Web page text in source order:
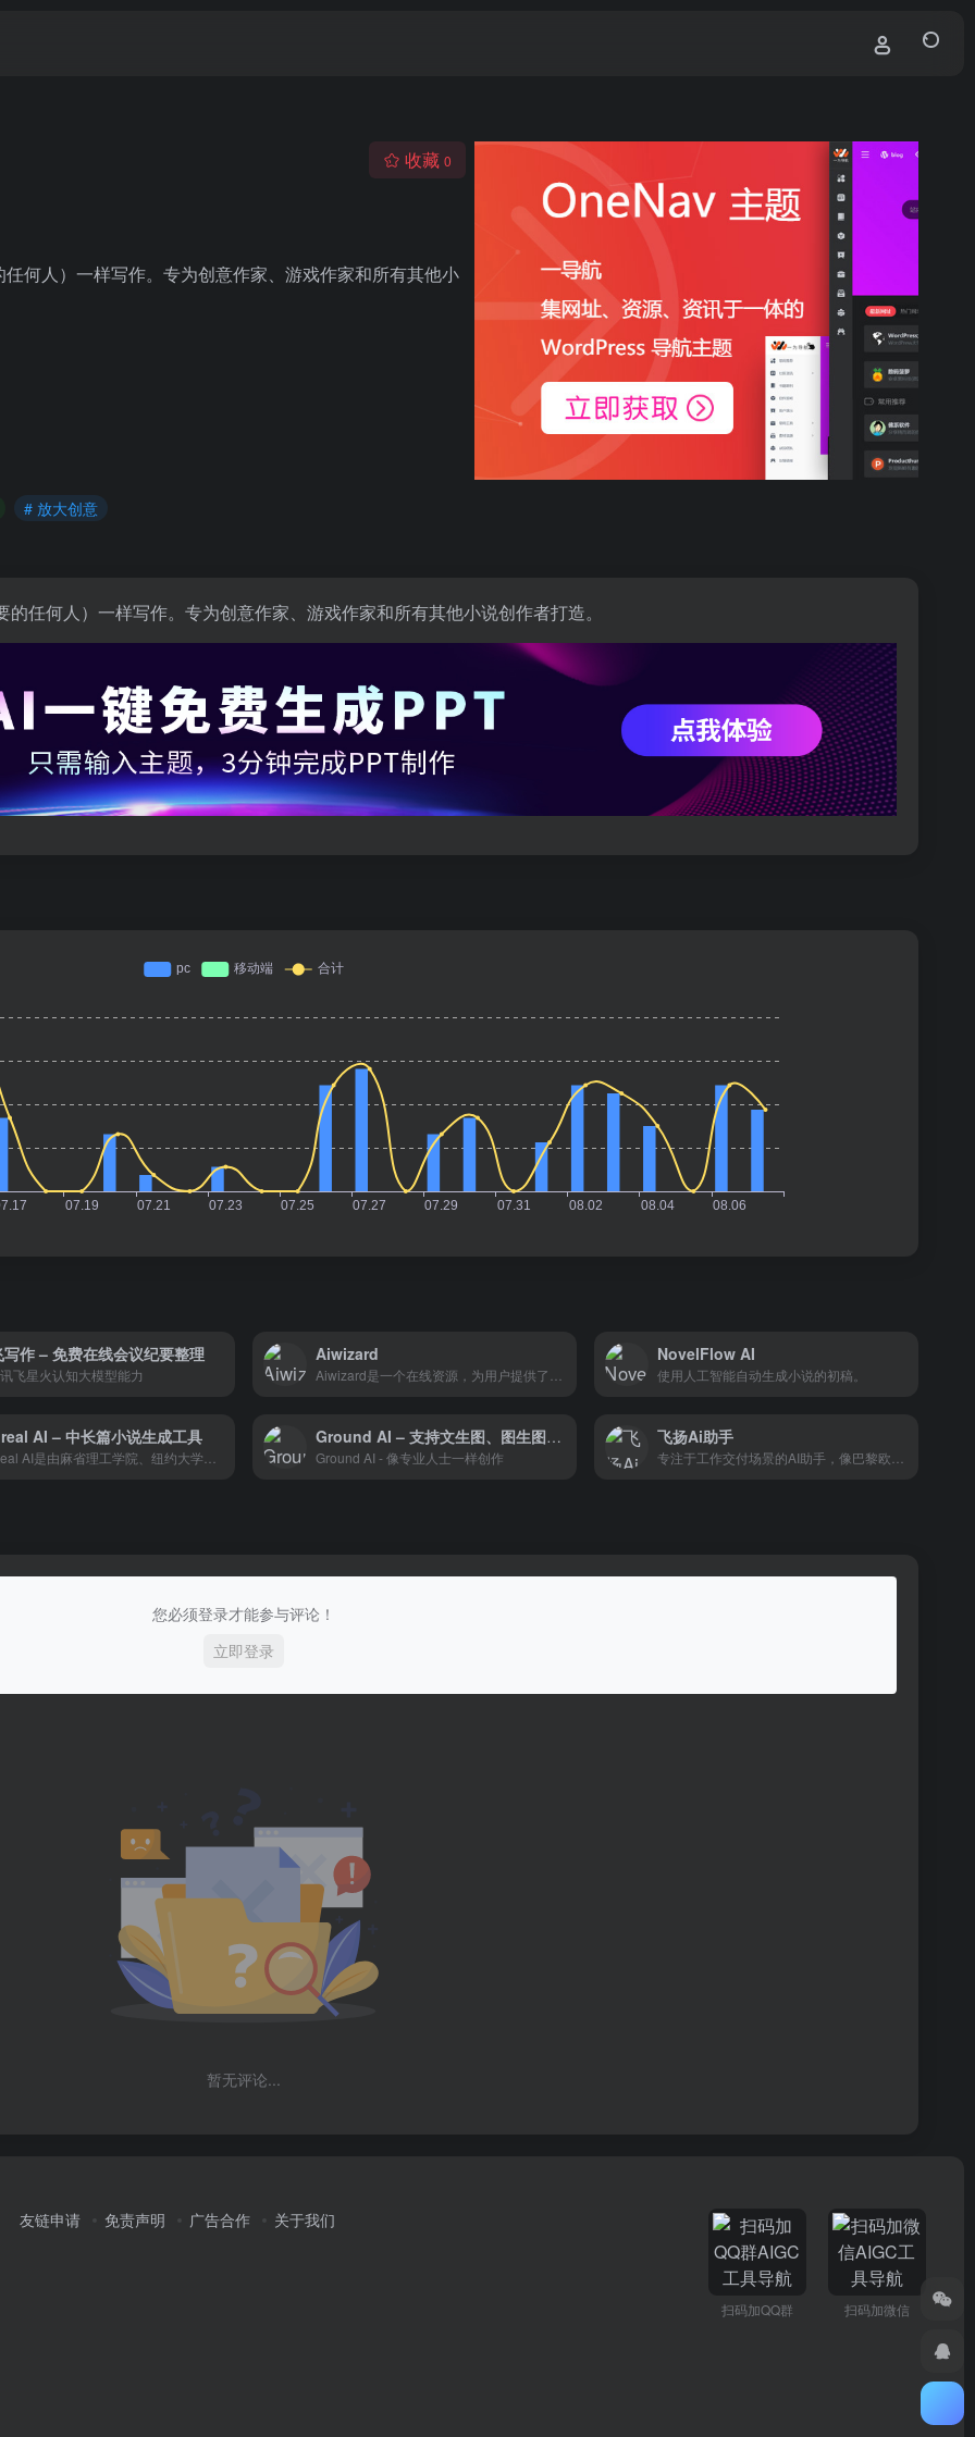
收藏0
何人）一样写作。专为创意作家、游戏作家和所有其他小
# 放大创意
任何人）一样写作。专为创意作家、游戏作家和所有其他小说创作者打造。
写作 – 免费在线会议纪要整理
飞星火认知大模型能力
Aiwizard NovelFlow AI
使用人工智能自动生成小说的初稿。
AI – 中长篇小说生成工具 Ground AI – 支持文生图、图生图、Stable Diffusion、Midjourney、妙笔, 一键生图
Ground AI - 像专业人士一样创作
飞扬Ai助手
您必须登录才能参与评论！
立即登录
暂无评论...
友链申请 免责声明 广告合作 关于我们
扫码加QQ群 扫码加微信